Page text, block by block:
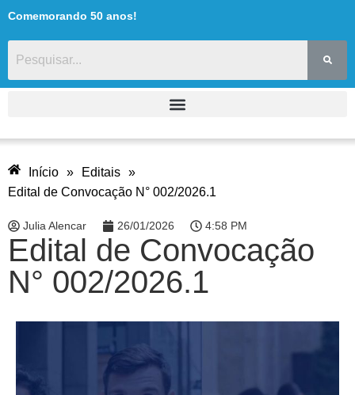
Comemorando 50 anos!
Início » Editais »
Edital de Convocação N° 002/2026.1
Julia Alencar 26/01/2026 4:58 PM
Edital de Convocação
N° 002/2026.1